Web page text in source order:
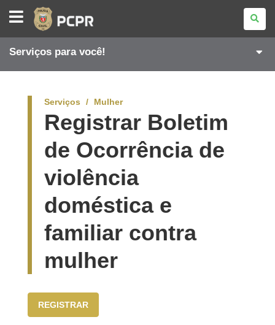
POLÍCIA
CIVIL
DO
PARANÁ
Serviços para você!
Serviços Mulher
Registrar Boletim
de Ocorrência de
violência
doméstica e
familiar contra
mulher
REGISTRAR